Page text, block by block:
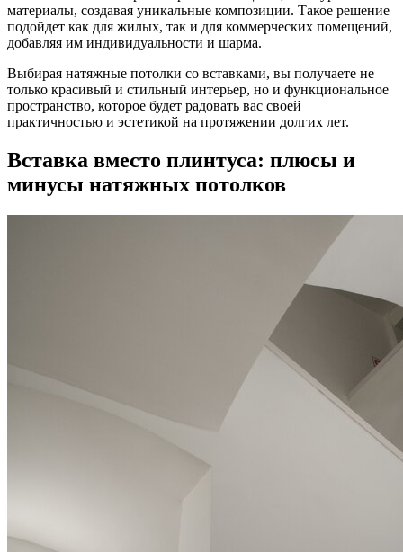
материалы, создавая уникальные композиции. Такое решение
подойдет как для жилых, так и для коммерческих помещений,
добавляя им индивидуальности и шарма.
Выбирая натяжные потолки со вставками, вы получаете не
только красивый и стильный интерьер, но и функциональное
пространство, которое будет радовать вас своей
практичностью и эстетикой на протяжении долгих лет.
Вставка вместо плинтуса: плюсы и
минусы натяжных потолков